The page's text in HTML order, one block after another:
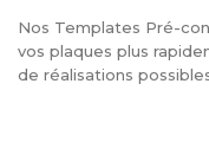
Nos Templates Pré-
vos plaques plus
de réalisations